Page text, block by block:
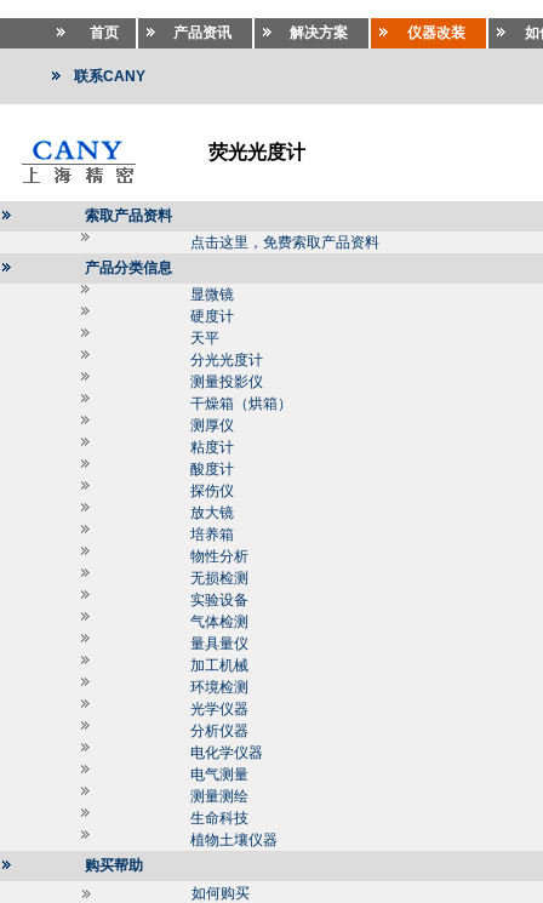
首页 产品资讯 解决方案 仪器改装 如
联系CANY
荧光光度计
索取产品资料
点击这里，免费索取产品资料
产品分类信息
显微镜
硬度计
天平
分光光度计
测量投影仪
干燥箱（烘箱）
测厚仪
粘度计
酸度计
探伤仪
放大镜
培养箱
物性分析
无损检测
实验设备
气体检测
量具量仪
加工机械
环境检测
光学仪器
分析仪器
电化学仪器
电气测量
测量测绘
生命科技
植物土壤仪器
购买帮助
如何购买